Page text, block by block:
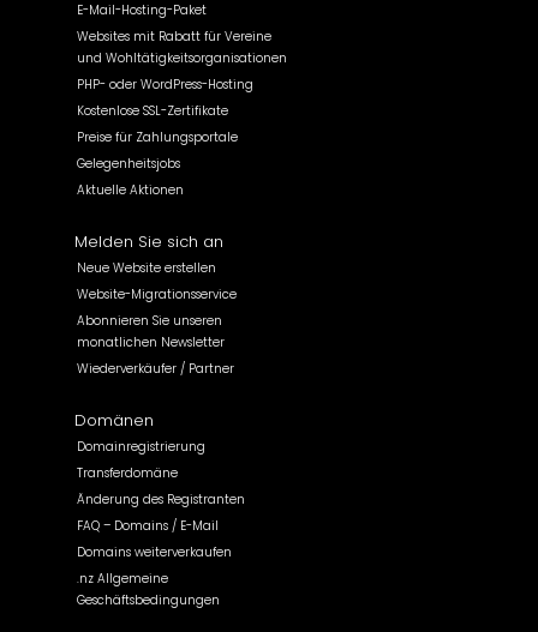
E-Mail-Hosting-Paket
Websites mit Rabatt für Vereine
und Wohltätigkeitsorganisationen
PHP- oder WordPress-Hosting
Kostenlose SSL-Zertifikate
Preise für Zahlungsportale
Gelegenheitsjobs
Aktuelle Aktionen
Melden Sie sich an
Neue Website erstellen
Website-Migrationsservice
Abonnieren Sie unseren
monatlichen Newsletter
Wiederverkäufer / Partner
Domänen
Domainregistrierung
Transferdomäne
Änderung des Registranten
FAQ – Domains / E-Mail
Domains weiterverkaufen
.nz Allgemeine
Geschäftsbedingungen